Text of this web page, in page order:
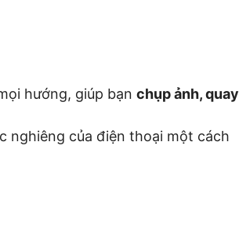
hướng, giúp bạn chụp ảnh, quay
nghiêng của điện thoại một cách